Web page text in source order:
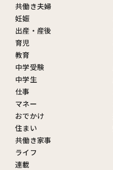
共働き夫婦
妊娠
出産・産後
育児
教育
中学受験
中学生
仕事
マネー
おでかけ
住まい
共働き家事
ライフ
連載